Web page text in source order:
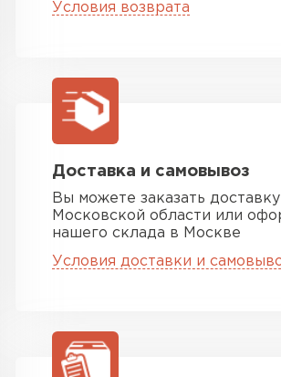
Условия возврата
Доставка и самовывоз
Вы можете заказать
Московской области или
нашего склада в Москве
Условия доставки и